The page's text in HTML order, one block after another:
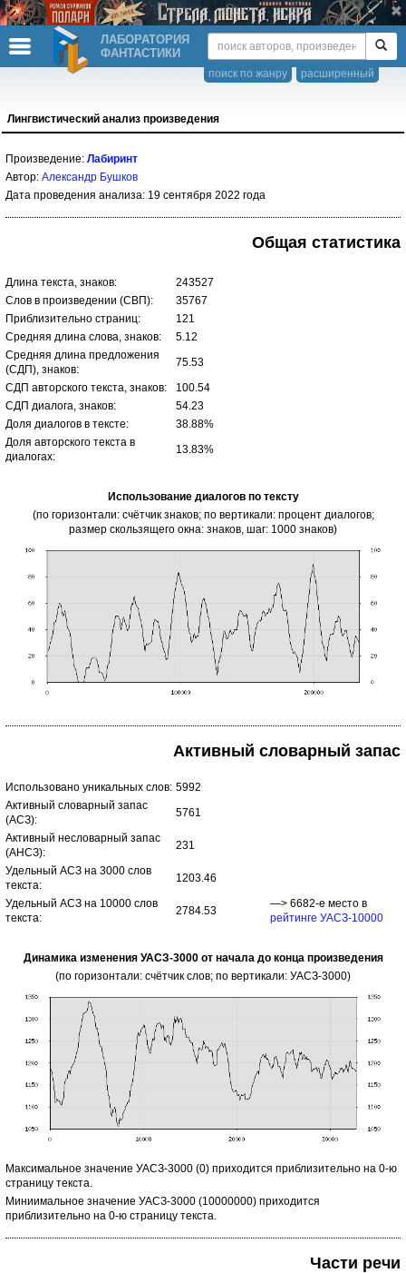
ЛАБОРАТОРИЯ
ФАНТАСТИКИ
расширенный
поиск по жанру
Лингвистический анализ произведения
Произведение: Лабиринт
Автор: Александр Бушков
Дата проведения анализа: 19 сентября 2022 года
Общая статистика
Длина текста, знаков:
243527
Слов в произведении (СВП):
35767
Приблизительно страниц:
121
Средняя длина слова, знаков:
5.12
Средняя длина предложения
(СДП), знаков:
75.53
СДП авторского текста, знаков:
100.54
СДП диалога, знаков:
54.23
Доля диалогов в тексте:
38.88%
Доля авторского текста в
диалогах:
13.83%
Использование диалогов по тексту
(по горизонтали: счётчик знаков; по вертикали: процент диалогов;
размер скользящего окна: знаков, шаг: 1000 знаков)
Активный словарный запас
Использовано уникальных слов: 5992
Активный словарный запас
(АСЗ):
5761
Активный несловарный запас
(АНСЗ):
231
Удельный АСЗ на 3000 слов
текста:
1203.46
Удельный АСЗ на 10000 слов
текста:
2784.53
—> 6682-е место в
рейтинге УАСЗ-10000
Динамика изменения УАСЗ-3000 от начала до конца произведения
(по горизонтали: счётчик слов; по вертикали: УАСЗ-3000)
Максимальное значение УАСЗ-3000 (0) приходится приблизительно на 0-ю
страницу текста.
Миниимальное значение УАСЗ-3000 (10000000) приходится
приблизительно на 0-ю страницу текста.
Части речи